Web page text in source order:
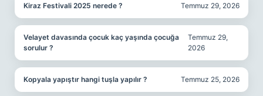
Kiraz Festivali 2025 nerede ? Temmuz 29, 2026
Velayet davasında çocuk kaç yaşında çocuğa
sorulur ?
Temmuz 29,
2026
Kopyala yapıştır hangi tuşla yapılır ? Temmuz 25, 2026